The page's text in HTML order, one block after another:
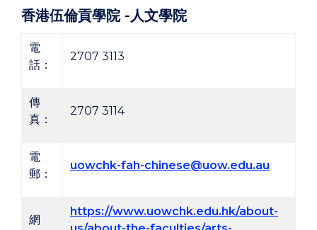
香港伍倫貢學院 -人文學院
電
話：
2707 3113
傳
真：
2707 3114
電
郵：
uowchk-fah-chinese@uow.edu.au
網
https://www.uowchk.edu.hk/about-